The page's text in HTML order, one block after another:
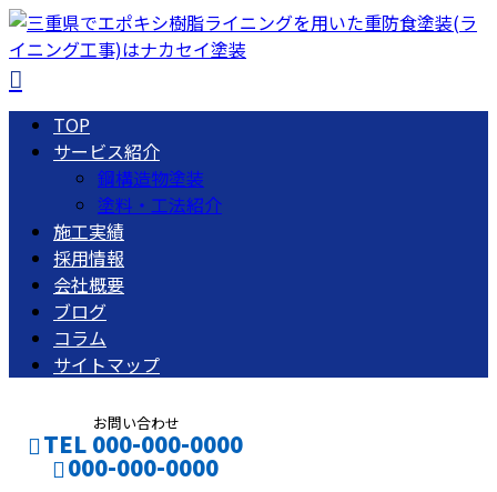
TOP
サービス紹介
鋼構造物塗装
塗料・工法紹介
施工実績
採用情報
会社概要
ブログ
コラム
サイトマップ
お問い合わせ
TEL 000-000-0000
000-000-0000